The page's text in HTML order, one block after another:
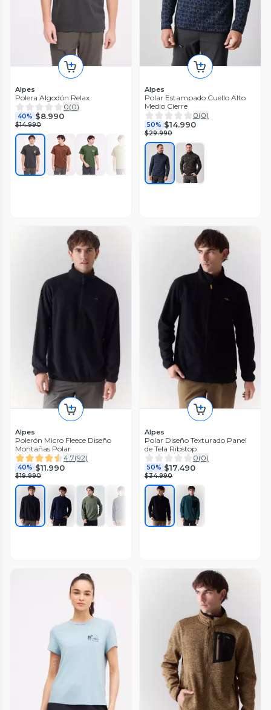
Alpes
Polera Algodón Relax
0(0)
40% $8.990
$14.990
Alpes
Polar Estampado Cuello Alto
Medio Cierre
0(0)
50% $14.990
$29.990
Alpes
Polerón Micro Fleece Diseño
Montañas Polar
4.7(92)
40% $11.990
$19.990
Alpes
Polar Diseño Texturado Panel
de Tela Ribstop
0(0)
50% $17.490
$34.990